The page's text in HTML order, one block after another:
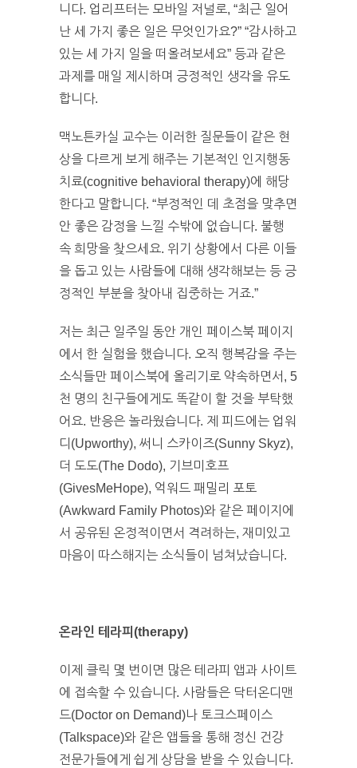
니다. 업리프터는 모바일 저널로, “최근 일어
난 세 가지 좋은 일은 무엇인가요?” “감사하고
있는 세 가지 일을 떠올려보세요” 등과 같은
과제를 매일 제시하며 긍정적인 생각을 유도
합니다.
맥노튼카실 교수는 이러한 질문들이 같은 현
상을 다르게 보게 해주는 기본적인 인지행동
치료(cognitive behavioral therapy)에 해당
한다고 말합니다. “부정적인 데 초점을 맞추면
안 좋은 감정을 느낄 수밖에 없습니다. 불행
속 희망을 찾으세요. 위기 상황에서 다른 이들
을 돕고 있는 사람들에 대해 생각해보는 등 긍
정적인 부분을 찾아내 집중하는 거죠.”
저는 최근 일주일 동안 개인 페이스북 페이지
에서 한 실험을 했습니다. 오직 행복감을 주는
소식들만 페이스북에 올리기로 약속하면서, 5
천 명의 친구들에게도 똑같이 할 것을 부탁했
어요. 반응은 놀라웠습니다. 제 피드에는 업워
디(Upworthy), 써니 스카이즈(Sunny Skyz),
더 도도(The Dodo), 기브미호프
(GivesMeHope), 억워드 패밀리 포토
(Awkward Family Photos)와 같은 페이지에
서 공유된 온정적이면서 격려하는, 재미있고
마음이 따스해지는 소식들이 넘쳐났습니다.
온라인 테라피 (therapy)
이제 클릭 몇 번이면 많은 테라피 앱과 사이트
에 접속할 수 있습니다. 사람들은 닥터온디맨
드(Doctor on Demand)나 토크스페이스
(Talkspace)와 같은 앱들을 통해 정신 건강
전문가들에게 쉽게 상담을 받을 수 있습니다.